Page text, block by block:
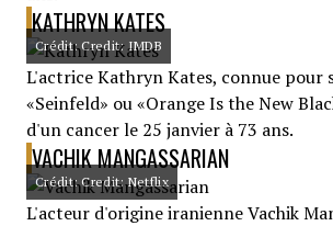
KATHRYN KATES
Crédit: Credit: IMDB
L'actrice Kathryn Kates, connue pour
«Seinfeld» ou «Orange Is the New
d'un cancer le 25 janvier à 73 ans.
VACHIK MANGASSARIAN
Crédit: Credit: Netflix
L'acteur d'origine iranienne Vachik